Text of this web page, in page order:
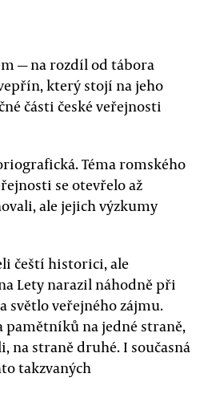
— na rozdíl od tábora
který stojí na jeho
části české veřejnosti
Téma romského
se otevřelo až
ale jejich výzkumy
čeští historici, ale
Lety narazil náhodně při
světlo veřejného zájmu.
na jedné straně,
straně druhé. I současná
takzvaných